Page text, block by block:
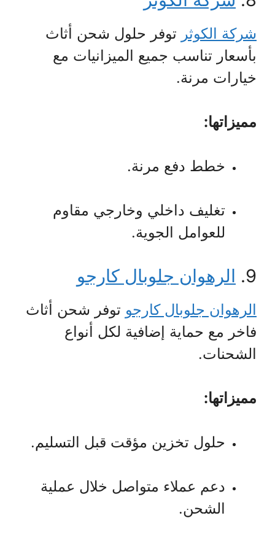
شركة الكوثر توفر حلول شحن أثاث
بأسعار تناسب جميع الميزانيات مع
خيارات مرنة.
مميزاتها:
خطط دفع مرنة.
تغليف داخلي وخارجي مقاوم
للعوامل الجوية.
9. الرهوان جلوبال كارجو
الرهوان جلوبال كارجو توفر شحن أثاث
فاخر مع حماية إضافية لكل أنواع
الشحنات.
مميزاتها:
حلول تخزين مؤقت قبل التسليم.
دعم عملاء متواصل خلال عملية
الشحن.